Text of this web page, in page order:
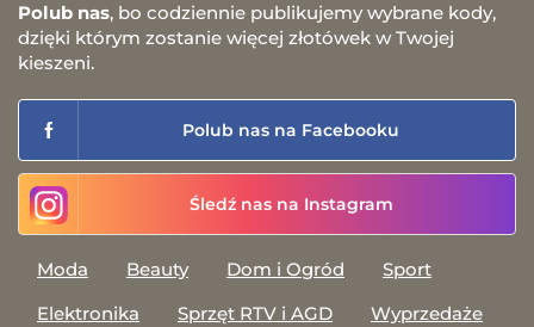
Polub nas, bo codziennie publikujemy wybrane kody,
dzięki którym zostanie więcej złotówek w Twojej
kieszeni.
Polub nas na Facebooku
Śledź nas na Instagram
Moda Beauty Dom i Ogród
Sport
Elektronika
Sprzęt RTV i AGD
Wyprzedaże